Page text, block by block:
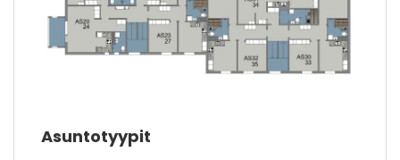
Asuntotyypit